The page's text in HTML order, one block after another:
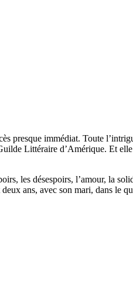
presque immédiat. Toute
Littéraire d’Amérique. Et
les désespoirs, l’amour, la
ans, avec son mari, dans le